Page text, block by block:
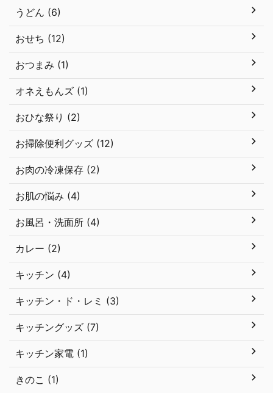
うどん (6)
おせち (12)
おつまみ (1)
オネえもんズ (1)
おひな祭り (2)
お掃除便利グッズ (12)
お肉の冷凍保存 (2)
お肌の悩み (4)
お風呂・洗面所 (4)
カレー (2)
キッチン (4)
キッチン・ド・レミ (3)
キッチングッズ (7)
キッチン家電 (1)
きのこ (1)